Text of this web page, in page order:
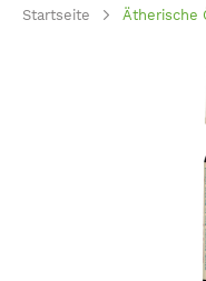
Startseite Ätherische
Bildergalerie